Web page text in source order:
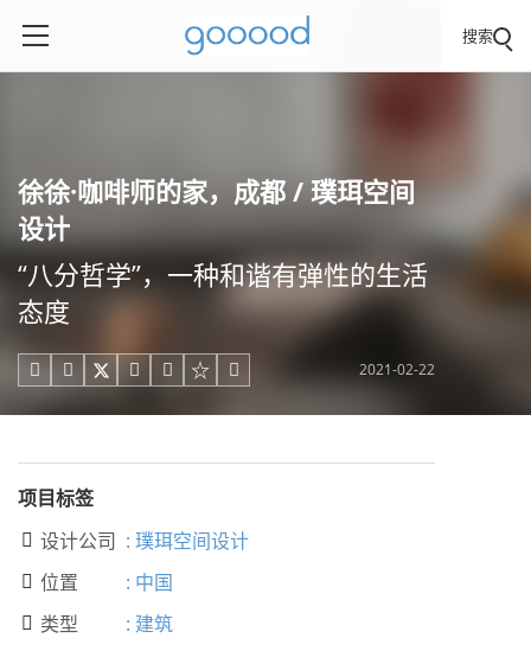
搜索
徐徐·咖啡师的家，成都 / 璞珥空间
设计
“八分哲学”，一种和谐有弹性的生活
态度
     2021-02-22
项目标签
 设计公司 : 璞珥空间设计
 位置 : 中国
 类型 : 建筑